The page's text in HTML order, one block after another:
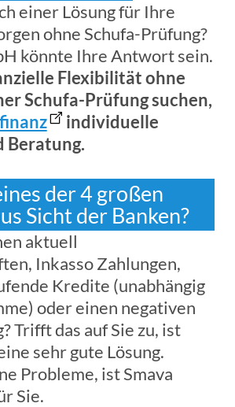
einer Lösung für Ihre
ohne Schufa-Prüfung?
könnte Ihre Antwort sein.
Flexibilität ohne
Schufa-Prüfung suchen,
individuelle
Beratung.
der 4 großen
Sicht der Banken?
aktuell
Inkasso Zahlungen,
Kredite (unabhängig
oder einen negativen
Trifft das auf Sie zu, ist
sehr gute Lösung.
Probleme, ist Smava
Sie.